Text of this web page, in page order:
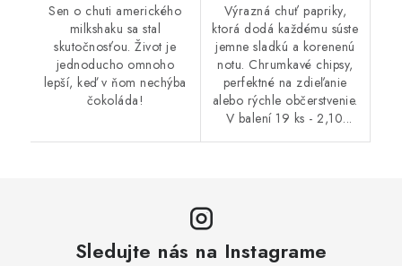
Sen o chuti amerického
milkshaku sa stal
skutočnosťou. Život je
jednoducho omnoho
lepší, keď v ňom nechýba
čokoláda!
Výrazná chuť papriky,
ktorá dodá každému súste
jemne sladkú a korenenú
notu. Chrumkavé chipsy,
perfektné na zdieľanie
alebo rýchle občerstvenie.
V balení 19 ks - 2,10...
Sledujte nás na Instagrame